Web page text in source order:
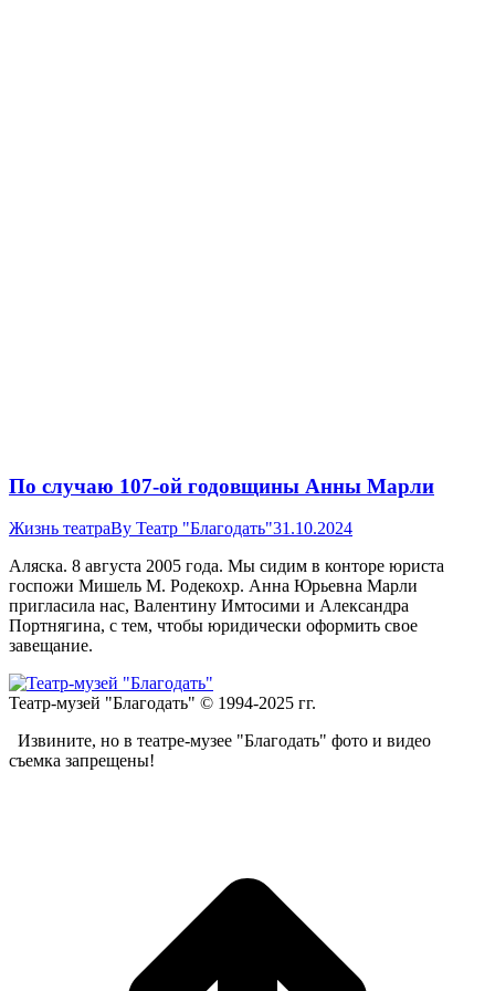
По случаю 107-ой годовщины Анны Марли
Жизнь театраBy Театр "Благодать"31.10.2024
Аляска. 8 августа 2005 года. Мы сидим в конторе юриста
госпожи Мишель М. Родекохр. Анна Юрьевна Марли
пригласила нас, Валентину Имтосими и Александра
Портнягина, с тем, чтобы юридически оформить свое
завещание.
Театр-музей "Благодать" © 1994-2025 гг.
Извините, но в театре-музее "Благодать" фото и видео
съемка запрещены!